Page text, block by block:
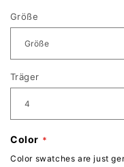
Größe
Träger
Color
Color swatches are just